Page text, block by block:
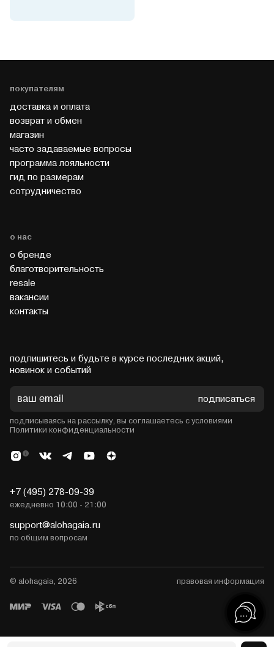
покупателям
доставка и оплата
возврат и обмен
магазин
часто задаваемые вопросы
программа лояльности
гид по размерам
cотрудничество
о нас
о бренде
благотворительность
resale
вакансии
контакты
+7 (495) 278-09-39
ежедневно 10:00 - 21:00
support@alohagaia.ru
по общим вопросам
подпишитесь и будьте в курсе последних акций,
новинок и событий
подписаться
подписываясь на рассылку, вы соглашаетесь с условиями
Политики конфиденциальности
© alohagaia, 2026 правовая информация